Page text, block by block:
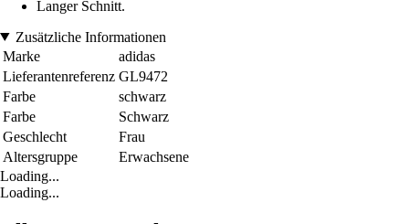
Langer Schnitt.
Zusätzliche Informationen
Marke
adidas
Lieferantenreferenz GL9472
Farbe
schwarz
Farbe
Schwarz
Geschlecht
Frau
Altersgruppe
Erwachsene
Loading...
Loading...